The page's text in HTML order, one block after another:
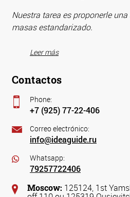
Nuestra tarea es proponerle
masas estandarizado.
Leer más
Contactos
Phone:
+7 (925) 77-22-406
Correo electrónico:
info@ideaguide.ru
Whatsapp:
79257722406
Moscow: 125124, 1st